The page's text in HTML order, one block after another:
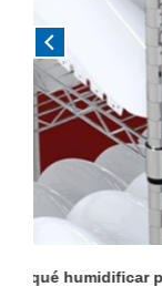
¿Por qué